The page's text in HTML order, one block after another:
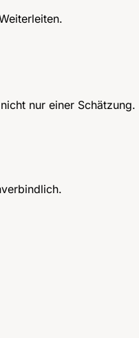
nur einer Schätzung.